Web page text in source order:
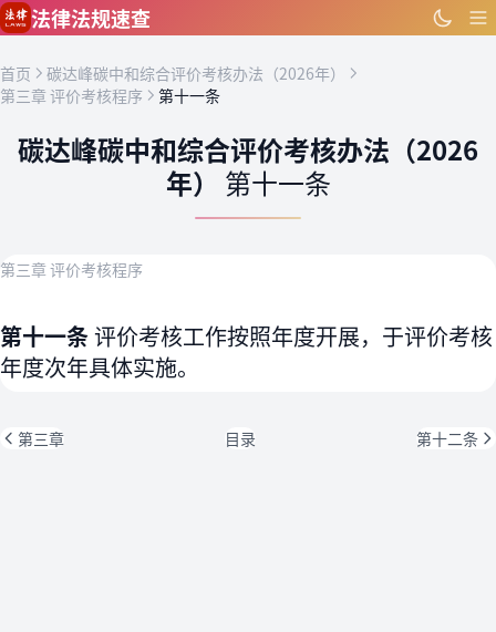
跳到主要内容
法律法规速查
首页
碳达峰碳中和综合评价考核办法（2026年）
第三章 评价考核程序
第十一条
碳达峰碳中和综合评价考核办法（2026
年） 第十一条
第三章 评价考核程序
第十一条评价考核工作按照年度开展，于评价考核
年度次年具体实施。
第三章 目录 第十二条